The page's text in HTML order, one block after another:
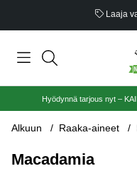
Hyödynnä tarjous nyt –
Alkuun Raaka-aineet
Macadamia